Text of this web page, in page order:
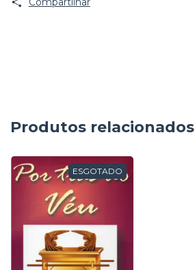
Produtos relacionados
ESGOTADO